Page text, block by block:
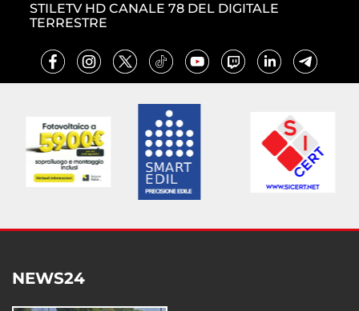
STILETV HD CANALE 78 DEL DIGITALE
TERRESTRE
NEWS24